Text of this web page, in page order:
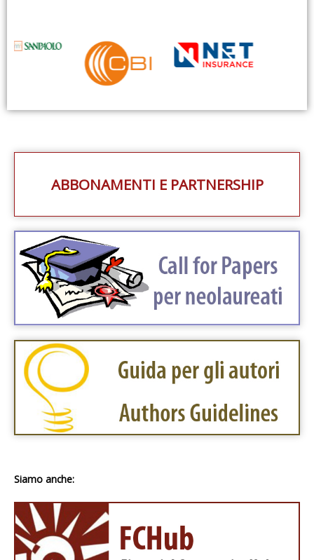
ABBONAMENTI E PARTNERSHIP
Siamo anche: